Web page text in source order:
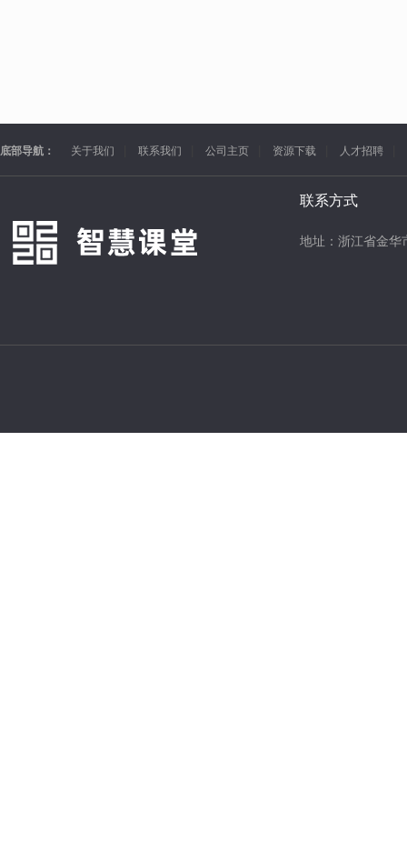
底部导航： 关于我们 联系我们 公司主页 资源下载 人才招聘
联系方式
地址：浙江省金华